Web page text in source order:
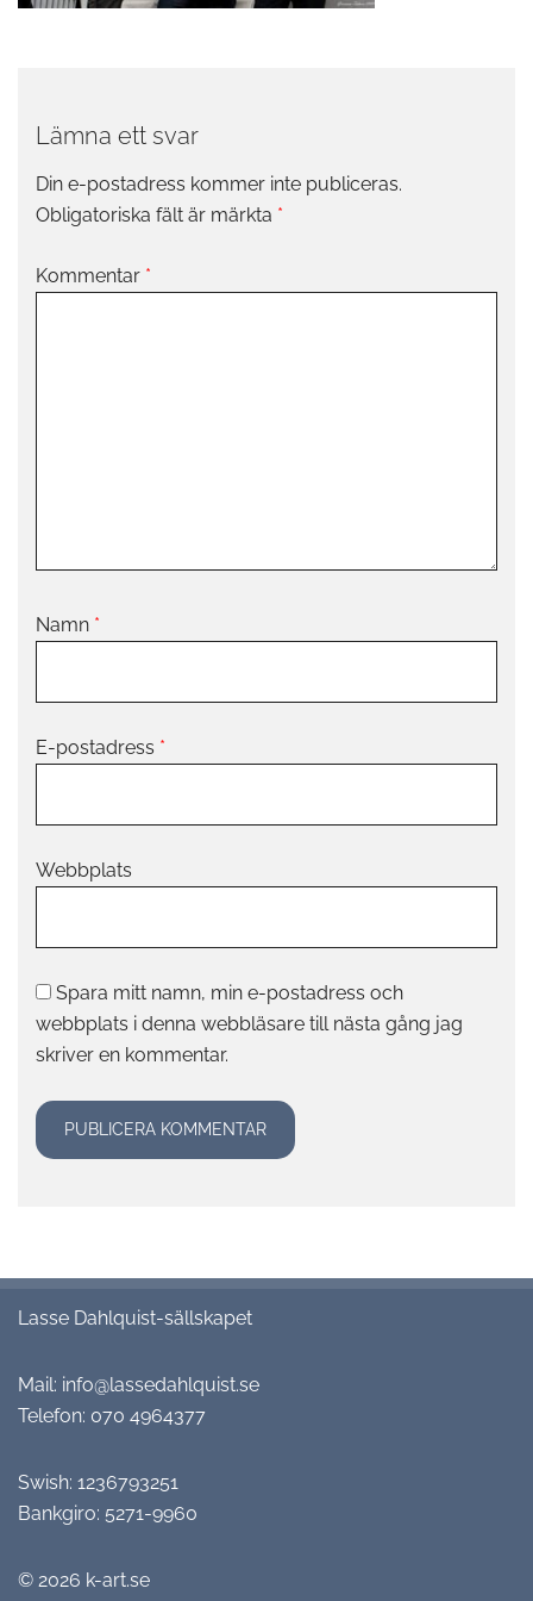
Lämna ett svar
Din e-postadress kommer inte publiceras.
Obligatoriska fält är märkta *
Kommentar *
Namn *
E-postadress *
Webbplats
Spara mitt namn, min e-postadress och
webbplats i denna webbläsare till nästa gång jag
skriver en kommentar.
Lasse Dahlquist-sällskapet
Mail: info@lassedahlquist.se
Telefon: 070 4964377
Swish: 1236793251
Bankgiro: 5271-9960
© 2026 k-art.se